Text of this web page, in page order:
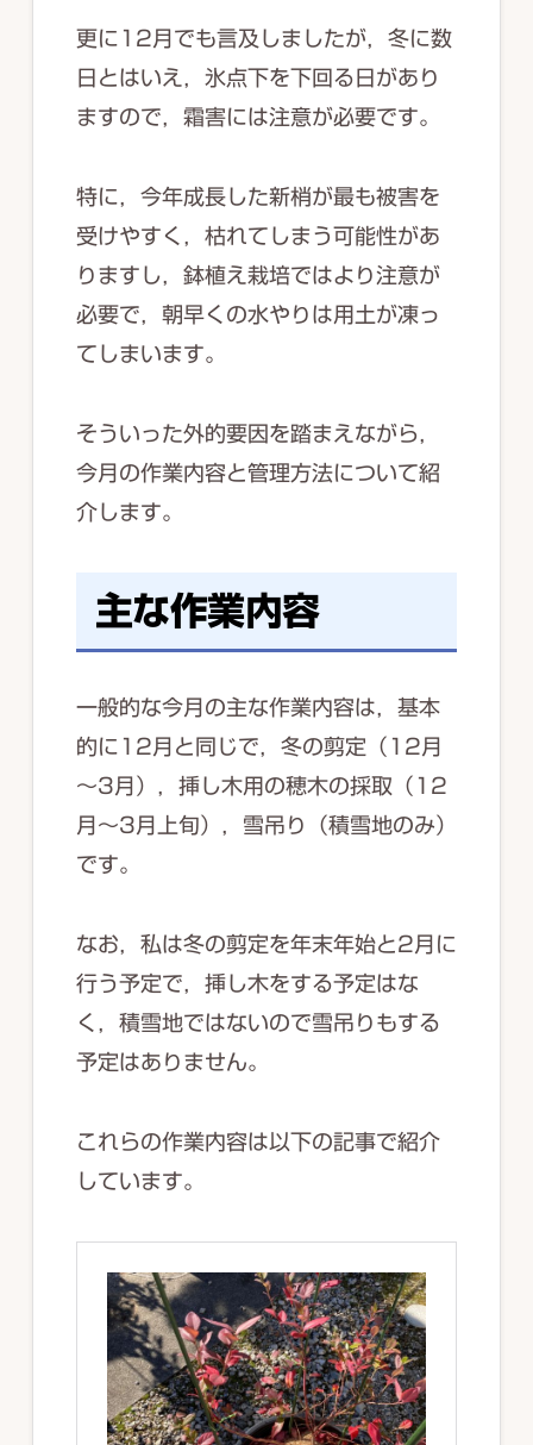
更に12月でも言及しましたが，冬に数
日とはいえ，氷点下を下回る日があり
ますので，霜害には注意が必要です。
特に，今年成長した新梢が最も被害を
受けやすく，枯れてしまう可能性があ
りますし，鉢植え栽培ではより注意が
必要で，朝早くの水やりは用土が凍っ
てしまいます。
そういった外的要因を踏まえながら，
今月の作業内容と管理方法について紹
介します。
主な作業内容
一般的な今月の主な作業内容は，基本
的に12月と同じで，冬の剪定（12月
～3月），挿し木用の穂木の採取（12
月～3月上旬），雪吊り（積雪地のみ）
です。
なお，私は冬の剪定を年末年始と2月に
行う予定で，挿し木をする予定はな
く，積雪地ではないので雪吊りもする
予定はありません。
これらの作業内容は以下の記事で紹介
しています。